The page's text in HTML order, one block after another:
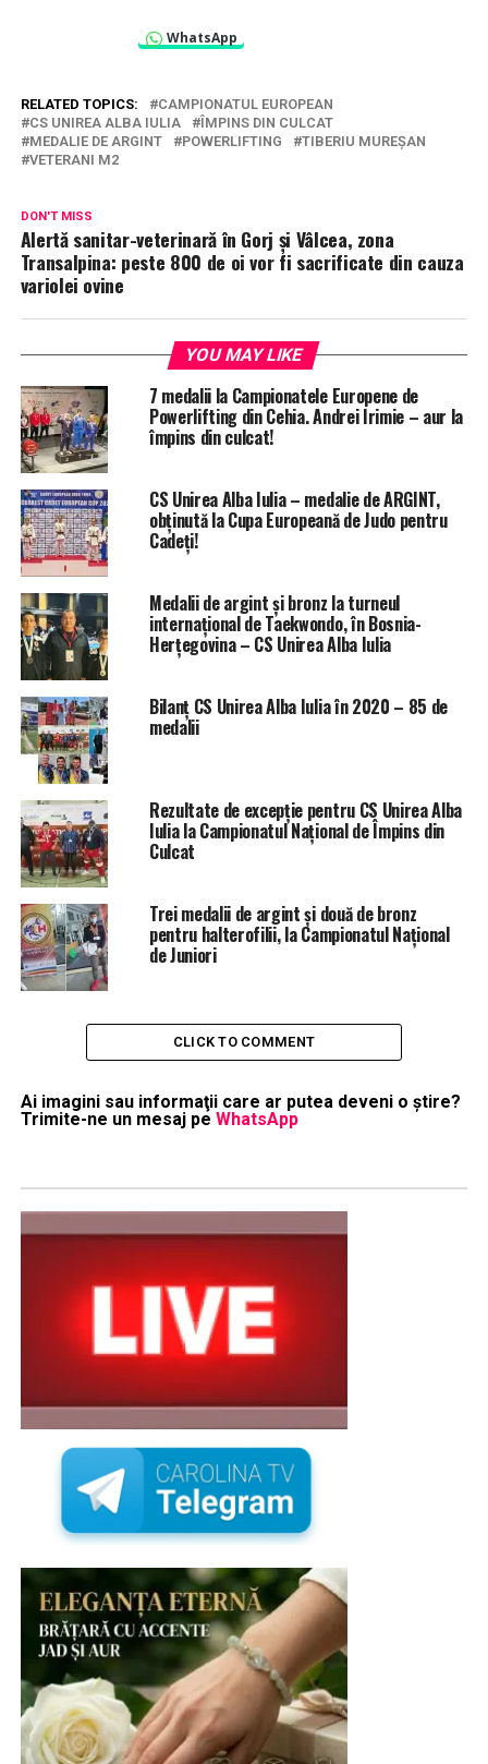
WhatsApp
RELATED TOPICS:
CAMPIONATUL EUROPEAN
CS UNIREA ALBA IULIA
ÎMPINS DIN CULCAT
MEDALIE DE ARGINT
POWERLIFTING
TIBERIU MUREȘAN
VETERANI M2
DON'T MISS
Alertă sanitar-veterinară în Gorj și Vâlcea, zona
Transalpina: peste 800 de oi vor fi sacrificate din cauza
variolei ovine
YOU MAY LIKE
7 medalii la Campionatele Europene de
Powerlifting din Cehia. Andrei Irimie – aur la
împins din culcat!
CS Unirea Alba Iulia – medalie de ARGINT,
obținută la Cupa Europeană de Judo pentru
Cadeți!
Medalii de argint și bronz la turneul
internațional de Taekwondo, în Bosnia-
Herțegovina – CS Unirea Alba Iulia
Bilanț CS Unirea Alba Iulia în 2020 – 85 de
medalii
Rezultate de excepție pentru CS Unirea Alba
Iulia la Campionatul Național de Împins din
Culcat
Trei medalii de argint și două de bronz
pentru halterofilii, la Campionatul Național
de Juniori
CLICK TO COMMENT
Ai imagini sau informaţii care ar putea deveni o ştire?
Trimite-ne un mesaj pe WhatsApp